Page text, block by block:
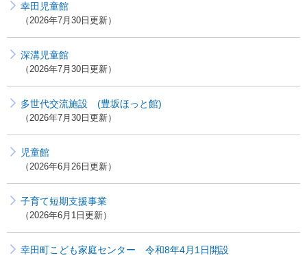
幸田児童館
2026年7月30日更新
深溝児童館
2026年7月30日更新
多世代交流施設 (豊坂ほっと館)
2026年7月30日更新
児童館
2026年6月26日更新
子育て短期支援事業
2026年6月1日更新
幸田町こども家庭センター 令和8年4月1日開設